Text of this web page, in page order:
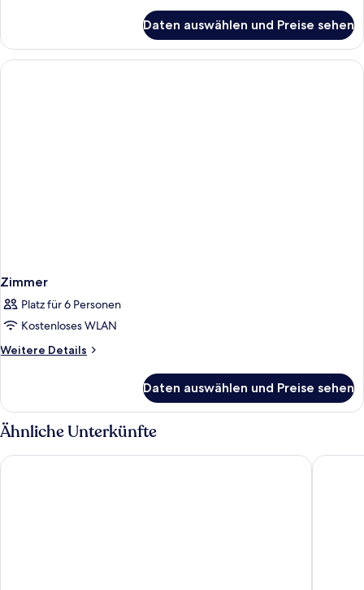
Daten auswählen und Preise sehen
Zimmer
Platz für 6 Personen
Kostenloses WLAN
Weitere Details
Weitere
Daten auswählen und Preise sehen
Ähnliche Unterkünfte
Washington Plaza Hotel The